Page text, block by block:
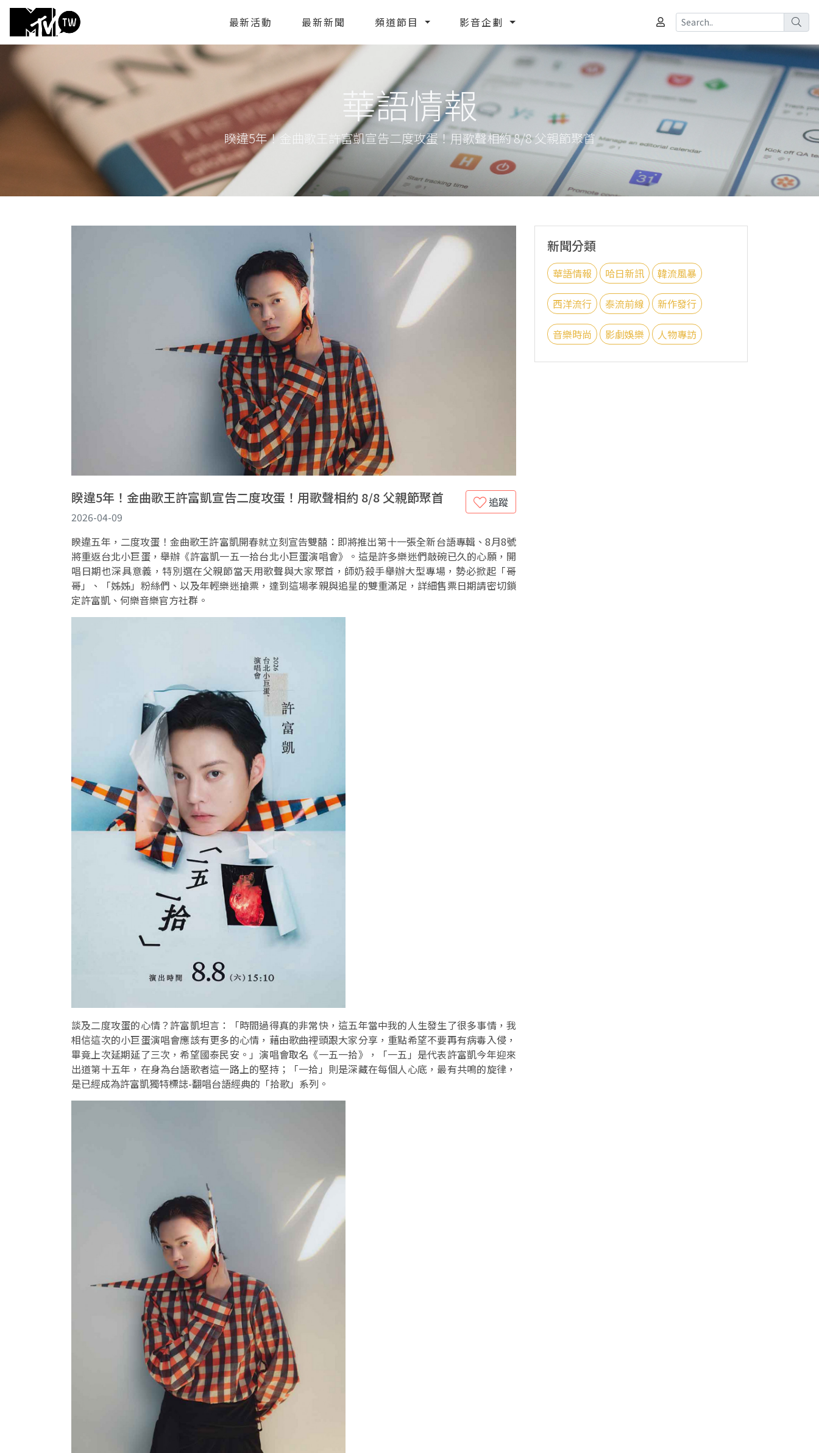
最新活動 最新新聞 頻道節目 影音企劃
華語情報
睽違5年！金曲歌王許富凱宣告二度攻蛋！用歌聲相約 8/8 父親節聚首
睽違5年！金曲歌王許富凱宣告二度攻蛋！用歌聲相約 8/8 父親節聚首
追蹤
2026-04-09
睽違五年，二度攻蛋！金曲歌王許富凱開春就立刻宣告雙囍：即將推出第十一張全新台語專輯、8月8號
將重返台北小巨蛋，舉辦《許富凱一五一拾台北小巨蛋演唱會》。這是許多樂迷們敲碗已久的心願，開
唱日期也深具意義，特別選在父親節當天用歌聲與大家聚首，師奶殺手舉辦大型專場，勢必掀起「哥
哥」、「姊姊」粉絲們、以及年輕樂迷搶票，達到這場孝親與追星的雙重滿足，詳細售票日期請密切鎖
定許富凱、何樂音樂官方社群。
談及二度攻蛋的心情？許富凱坦言：「時間過得真的非常快，這五年當中我的人生發生了很多事情，我
相信這次的小巨蛋演唱會應該有更多的心情，藉由歌曲裡頭跟大家分享，重點希望不要再有病毒入侵，
畢竟上次延期延了三次，希望國泰民安。」演唱會取名《一五一拾》，「一五」是代表許富凱今年迎來
出道第十五年，在身為台語歌者這一路上的堅持；「一拾」則是深藏在每個人心底，最有共鳴的旋律，
是已經成為許富凱獨特標誌-翻唱台語經典的「拾歌」系列。
新聞分類
華語情報 哈日新訊 韓流風暴
西洋流行 泰流前線 新作發行
音樂時尚 影劇娛樂 人物專訪